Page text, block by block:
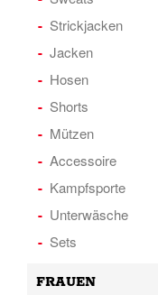
Strickjacken
Jacken
Hosen
Shorts
Mützen
Accessoire
Kampfsporte
Unterwäsche
Sets
FRAUEN